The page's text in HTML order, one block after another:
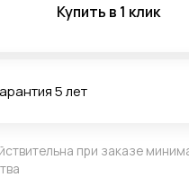
Купить в 1 клик
5 лет
при заказе